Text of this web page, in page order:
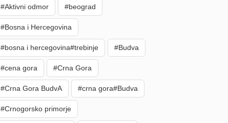
#Aktivni odmor #beograd
#Bosna i Hercegovina
#bosna i hercegovina#trebinje #Budva
#cena gora #Crna Gora
#Crna Gora BudvA #crna gora#Budva
#Crnogorsko primorje